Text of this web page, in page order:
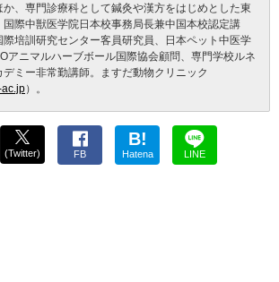
、専門診療科として鍼灸や漢方をはじめとした東
際中獣医学院日本校事務局長兼中国本校認定講
培訓研究センター客員研究員、日本ペット中医学
アニマルハーブボール国際協会顧問、専門学校ルネ
ミー非常勤講師。ますだ動物クリニック
ac.jp）。
(Twitter) FB
B!
Hatena LINE